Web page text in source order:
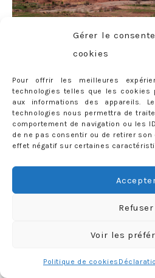
Gérer le
cookies
Pour offrir les meilleures
technologies telles que les cookies
aux informations des appareils.
technologies nous permettra de
comportement de navigation ou les
de ne pas consentir ou de retirer
effet négatif sur certaines
Refuser
Voir les
Politique de cookies